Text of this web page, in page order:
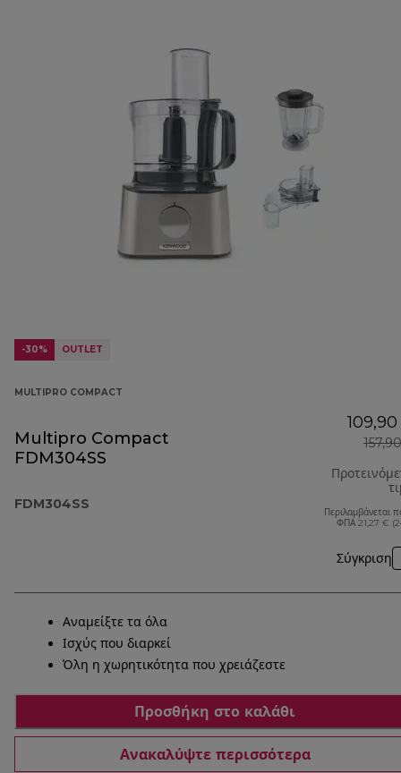
-30% OUTLET
MULTIPRO COMPACT
Multipro Compact
FDM304SS
FDM304SS
Περιλαμβάνεται
ΦΠΑ 21,27 €
Σύγκριση
Αναμείξτε τα όλα
Ισχύς που διαρκεί
Όλη η χωρητικότητα που χρειάζεστε
Προσθήκη στο καλάθι
Ανακαλύψτε περισσότερα